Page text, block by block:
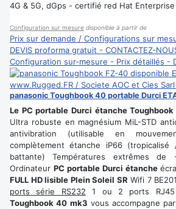
4G & 5G, dGps - certifié red Hat
Configuration sur mesure disponible à partir de
Prix sur demande / Configurations sur
DEVIS proforma gratuit - CONTACTEZ-
Configuration sur-mesure - Prix détaillés -
panasonic Toughbook 40 portable Durci
Le PC portable Durci étanche
Ultra robuste en magnésium MiL-STD
antivibration (utilisable en
complètement étanche iP66
battante) Températures extrêmes
Ordinateur PC portable Durci étanche
FULL HD lisible Plein Soleil SR Wifi 7
ports série RS232 1 ou 2 ports RJ45
Toughbook 40 mk3 vous accompagne